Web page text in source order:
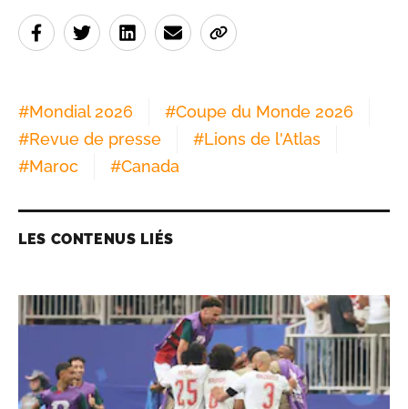
#Mondial 2026 #Coupe du Monde 2026
#Revue de presse #Lions de l'Atlas
#Maroc #Canada
LES CONTENUS LIÉS